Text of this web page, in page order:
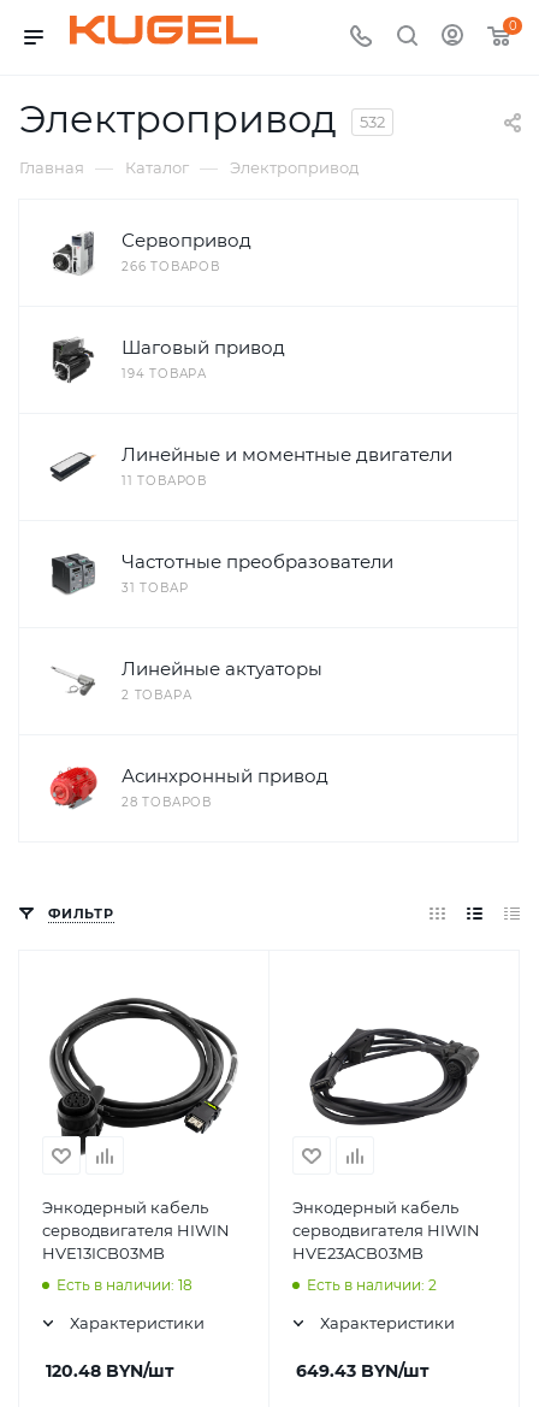
0
Электропривод 532
Главная — Каталог — Электропривод
Сервопривод
266 ТОВАРОВ
Шаговый привод
194 ТОВАРА
Линейные и моментные двигатели
11 ТОВАРОВ
Частотные преобразователи
31 ТОВАР
Линейные актуаторы
2 ТОВАРА
Асинхронный привод
28 ТОВАРОВ
ФИЛЬТР
Энкодерный кабель
серводвигателя HIWIN
HVE13ICB03MB
Есть в наличии: 18
Характеристики
120.48 BYN/шт
Энкодерный кабель
серводвигателя HIWIN
HVE23ACB03MB
Есть в наличии: 2
Характеристики
649.43 BYN/шт